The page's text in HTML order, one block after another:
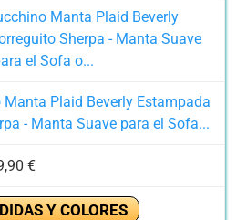
Plaid Beverly Estampada
- Manta Suave para el Sofa...
€
Y COLORES